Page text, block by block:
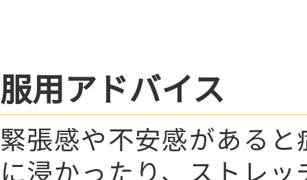
服用アドバイス
緊張感や不安感がある
に浸かったり、ストレ